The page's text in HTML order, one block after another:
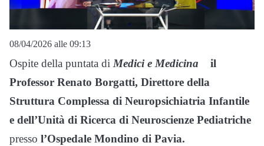
08/04/2026 alle 09:13
Ospite della puntata di Medici e Medicina
il
Professor Renato Borgatti, Direttore della
Struttura Complessa di Neuropsichiatria Infantile
e dell’Unità di Ricerca di Neuroscienze Pediatriche
presso l’Ospedale Mondino di Pavia.